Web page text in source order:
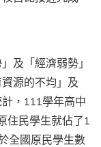
及「經濟弱勢」
源的不均」及
，111學年高中
住民學生就佔了1
全國原民學生數